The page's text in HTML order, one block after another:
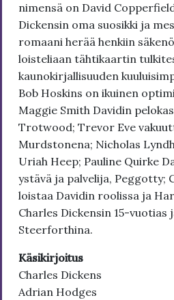
nimensä on David
Dickensin oma suosikki ja
romaani herää henkiin
loisteliaan tähtikaartin
kaunokirjallisuuden
Bob Hoskins on ikuinen
Maggie Smith Davidin
Trotwood; Trevor Eve
Murdstonena; Nicholas
Uriah Heep; Pauline Quirke
ystävä ja palvelija, Peggotty;
loistaa Davidin roolissa ja
Charles Dickensin 15-vuotias
Steerforthina.
Käsikirjoitus
Charles Dickens
Adrian Hodges